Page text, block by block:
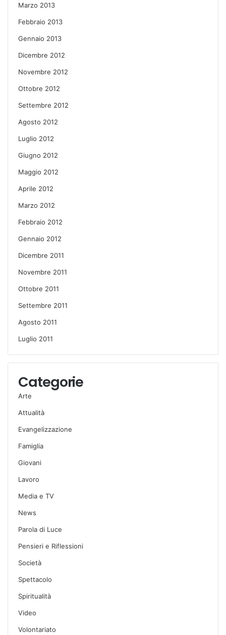
Marzo 2013
Febbraio 2013
Gennaio 2013
Dicembre 2012
Novembre 2012
Ottobre 2012
Settembre 2012
Agosto 2012
Luglio 2012
Giugno 2012
Maggio 2012
Aprile 2012
Marzo 2012
Febbraio 2012
Gennaio 2012
Dicembre 2011
Novembre 2011
Ottobre 2011
Settembre 2011
Agosto 2011
Luglio 2011
Categorie
Arte
Attualità
Evangelizzazione
Famiglia
Giovani
Lavoro
Media e TV
News
Parola di Luce
Pensieri e Riflessioni
Società
Spettacolo
Spiritualità
Video
Volontariato